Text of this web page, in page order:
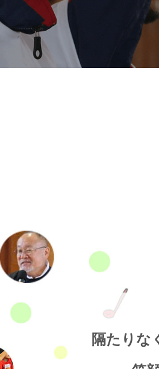
隔たりな